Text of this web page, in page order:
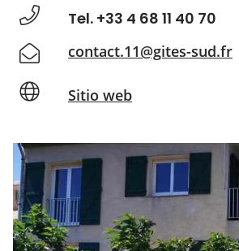
Tel. +33 4 68 11 40 70
contact.11@gites-sud.fr
Sitio web